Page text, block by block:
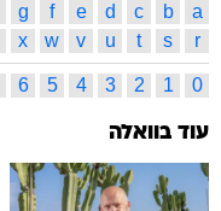
a
b
c
d
e
f
g
r
s
t
u
v
w
x
0
1
2
3
4
5
6
עוד בוואלה